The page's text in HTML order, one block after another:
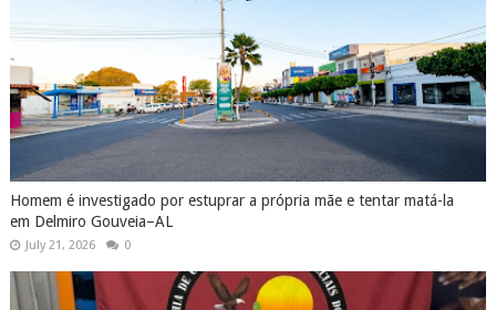
Homem é investigado por estuprar a própria mãe e tentar matá-la
em Delmiro Gouveia–AL
July 21, 2026 0